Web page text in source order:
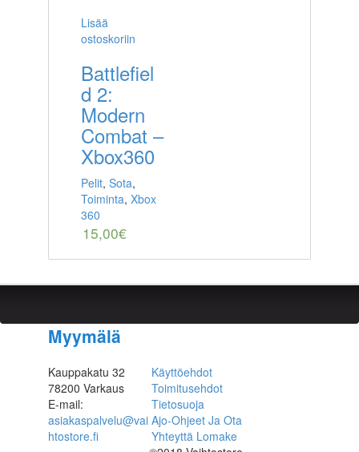
Lisää
ostoskoriin
Battlefiel
d 2:
Modern
Combat –
Xbox360
Pelit, Sota,
Toiminta, Xbox
360
15,00€
Myymälä
Kauppakatu 32
78200 Varkaus
E-mail:
asiakaspalvelu@vai
htostore.fi
Käyttöehdot
Toimitusehdot
Tietosuoja
Ajo-Ohjeet Ja Ota
Yhteyttä Lomake